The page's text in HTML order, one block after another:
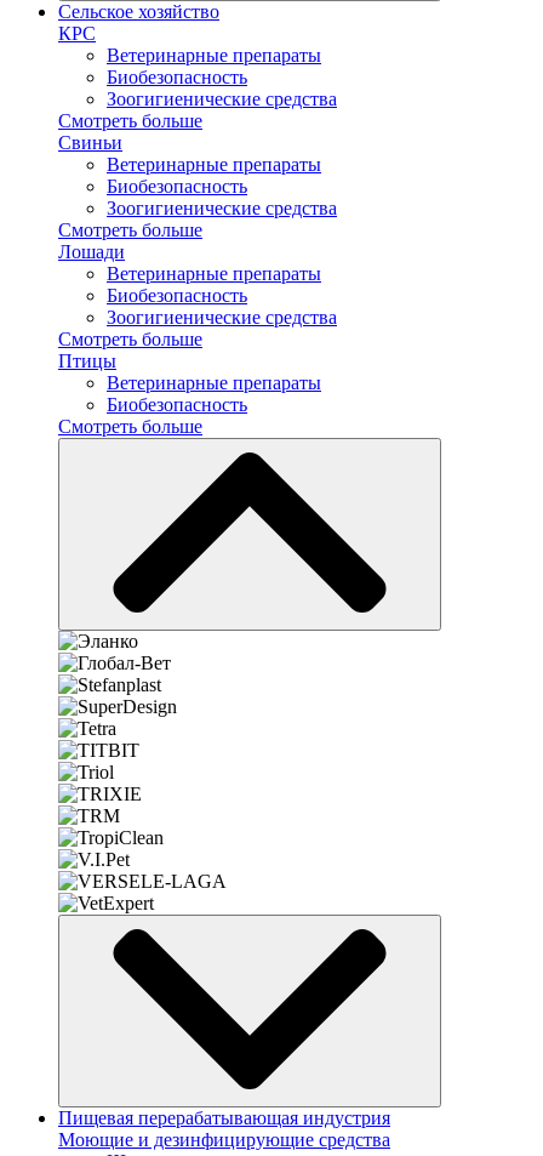
Сельское хозяйство
КРС
Ветеринарные препараты
Биобезопасность
Зоогигиенические средства
Смотреть больше
Свиньи
Ветеринарные препараты
Биобезопасность
Зоогигиенические средства
Смотреть больше
Лошади
Ветеринарные препараты
Биобезопасность
Зоогигиенические средства
Смотреть больше
Птицы
Ветеринарные препараты
Биобезопасность
Смотреть больше
Пищевая перерабатывающая индустрия
Моющие и дезинфицирующие средства